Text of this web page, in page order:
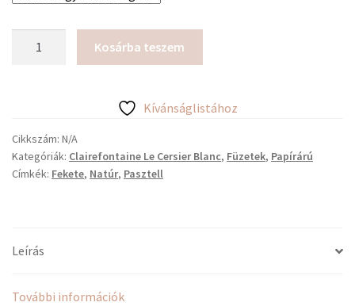
spirálfüzet
mennyiség
Kosárba teszem
Kívánságlistához
Cikkszám: N/A
Kategóriák: Clairefontaine Le Cersier Blanc, Füzetek, Papírárú
Címkék: Fekete, Natúr, Pasztell
Leírás
További információk